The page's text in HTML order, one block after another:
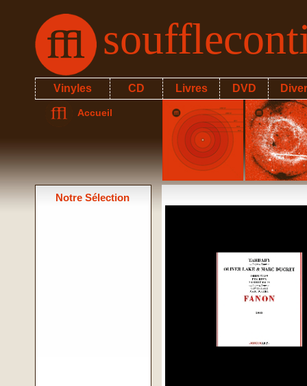
Vinyles CD Livres DVD
Accueil
Notre Sélection